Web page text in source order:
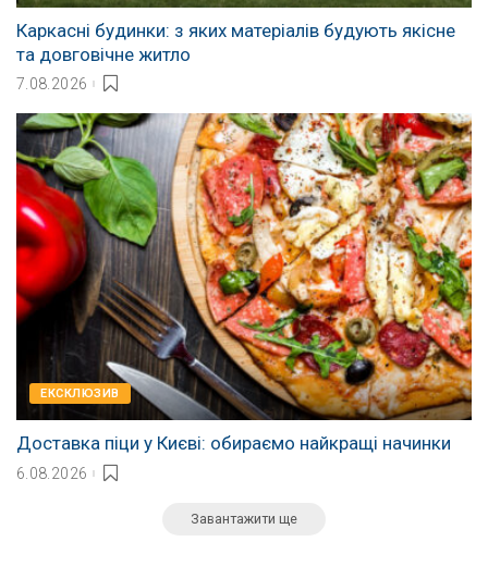
Каркасні будинки: з яких матеріалів будують якісне
та довговічне житло
7.08.2026
EКСКЛЮЗИВ
Доставка піци у Києві: обираємо найкращі начинки
6.08.2026
Завантажити ще